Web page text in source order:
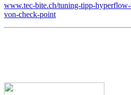
www.tec-bite.ch/tuning-tipp-
von-check-point